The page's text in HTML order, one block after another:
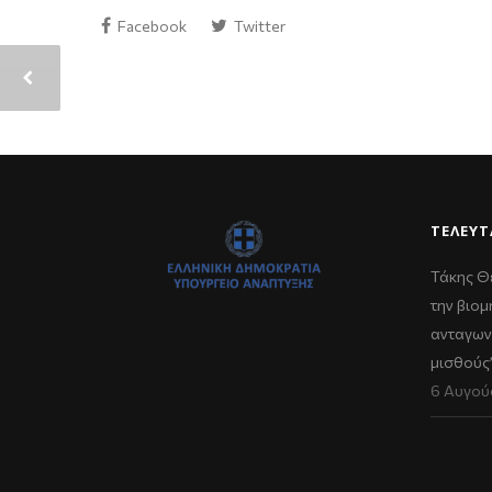
Facebook Twitter
Τάκης
την
6